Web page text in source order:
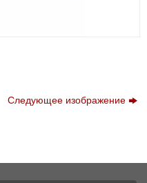
Следующее изображение